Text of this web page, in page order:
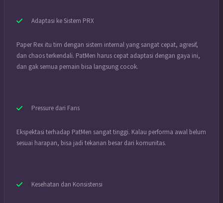
Adaptasi ke Sistem PRX
Paper Rex itu tim dengan sistem internal yang sangat cepat, agresif,
dan chaos terkendali. PatMen harus cepat adaptasi dengan gaya ini,
dan gak semua pemain bisa langsung cocok.
Pressure dari Fans
Ekspektasi terhadap PatMen sangat tinggi. Kalau performa awal belum
sesuai harapan, bisa jadi tekanan besar dari komunitas.
Kesehatan dan Konsistensi